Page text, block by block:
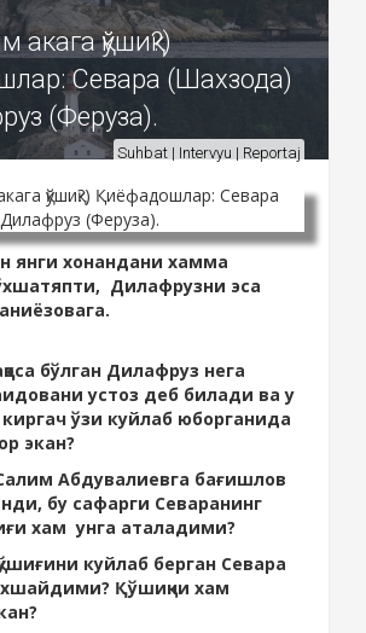
акага қўшиқ?)
Севара (Шахзода)
(Феруза).
Suhbat | Intervyu | Reportaj
янги хонандани хамма
Дилафрузни эса
бўлган Дилафруз нега
устоз деб билади ва у
ўзи куйлаб юборганида
экан?
Абдувалиевга бағишлов
бу сафарги Севаранинг
хам унга аталадими?
куйлаб берган Севара
Қўшиқни хам